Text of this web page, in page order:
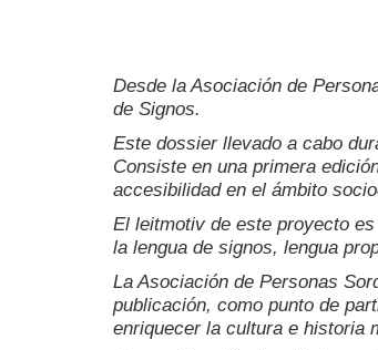
Desde la Asociación de
de Signos.
Este dossier llevado a cabo
Consiste en una primera
accesibilidad en el ámbito
El leitmotiv de este proyecto
la lengua de signos, lengua
La Asociación de Personas
publicación, como punto de
enriquecer la cultura e historia